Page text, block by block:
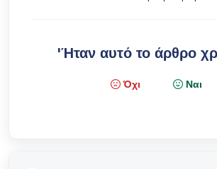
'Ήταν αυτό το άρθρο
Όχι Ναι